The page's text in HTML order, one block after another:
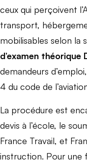
ceux qui perçoivent
transport,
mobilisables selon la
d’examen théorique
demandeurs
4 du code de
La procédure est
devis à l’école, le
France Travail, et
instruction. Pour une